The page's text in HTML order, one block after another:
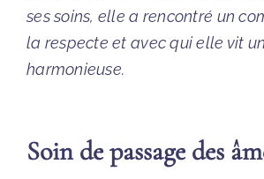
ses soins, elle a rencontré un
la respecte et avec qui elle vit
harmonieuse.
Soin de passage des